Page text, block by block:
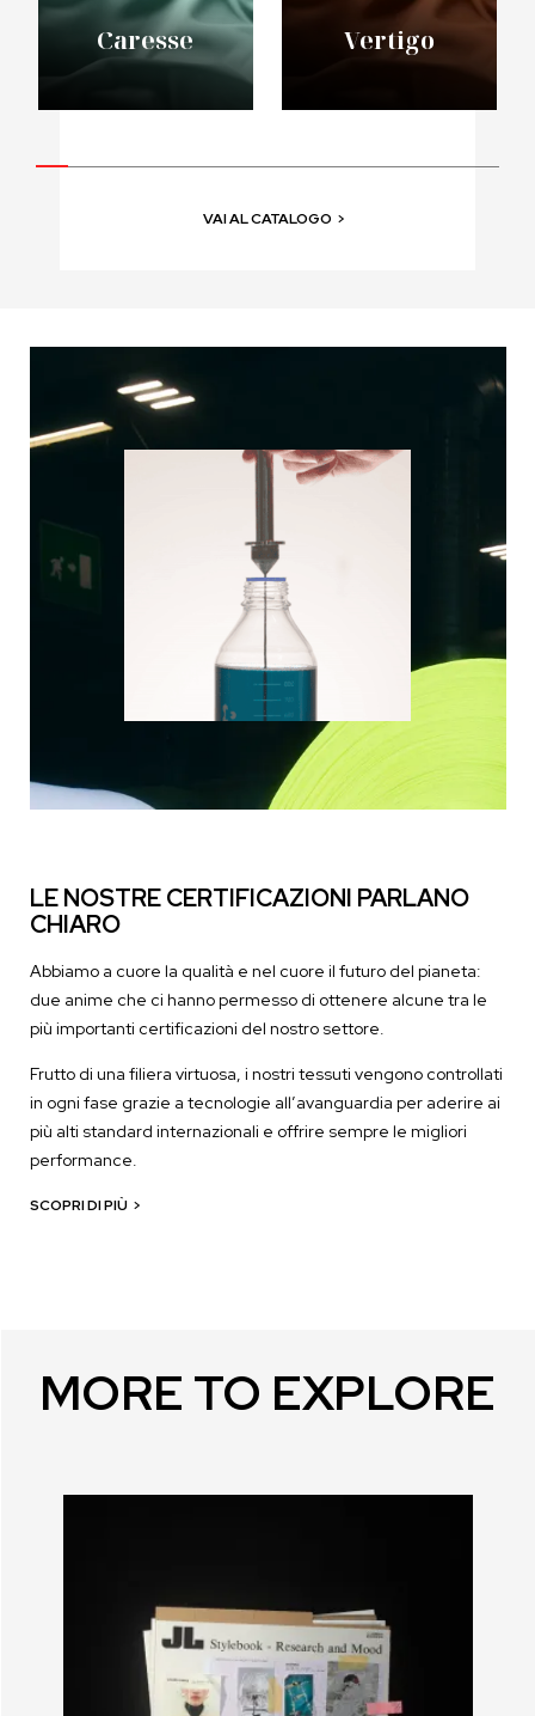
Caresse Vertigo
VAI AL CATALOGO >
LE NOSTRE CERTIFICAZIONI PARLANO
CHIARO
Abbiamo a cuore la qualità e nel cuore il futuro del pianeta:
due anime che ci hanno permesso di ottenere alcune tra le
più importanti certificazioni del nostro settore.
Frutto di una filiera virtuosa, i nostri tessuti vengono controllati
in ogni fase grazie a tecnologie all’avanguardia per aderire ai
più alti standard internazionali e offrire sempre le migliori
performance.
SCOPRI DI PIÙ >
MORE TO EXPLORE